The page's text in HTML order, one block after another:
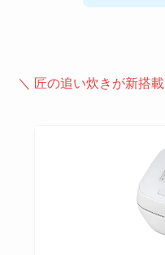
＼ 匠の追い炊きが新搭載